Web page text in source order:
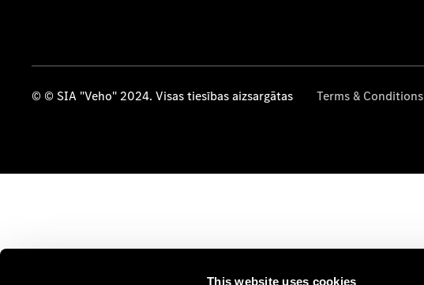
This website uses cookies
© © SIA "Veho" 2024. Visas tiesības aizsargātas Terms & Conditions